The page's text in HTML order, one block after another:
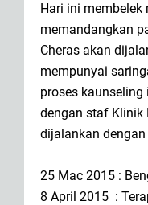
Hari ini
memandangkan
Cheras akan
mempunyai
proses
dengan staf Klinik
dijalankan
25 Mac 2015 :
8 April 2015 :